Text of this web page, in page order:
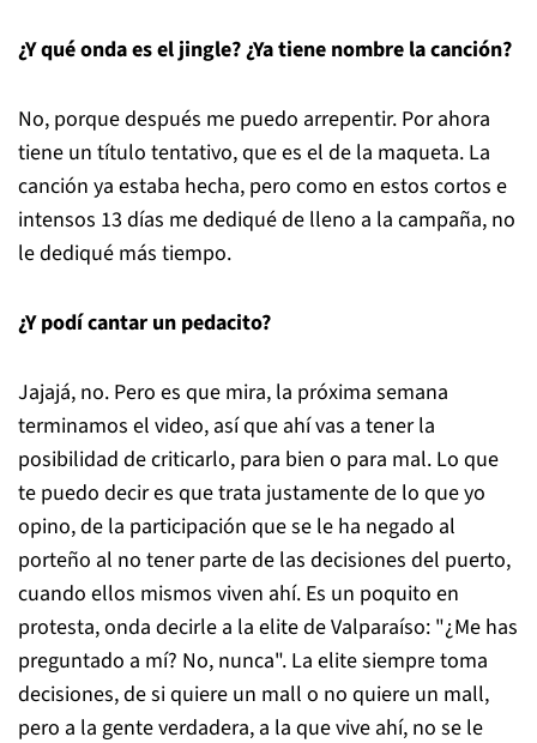
¿Y qué onda es el jingle? ¿Ya tiene nombre la canción?
No, porque después me puedo arrepentir. Por ahora
tiene un título tentativo, que es el de la maqueta. La
canción ya estaba hecha, pero como en estos cortos e
intensos 13 días me dediqué de lleno a la campaña, no
le dediqué más tiempo.
¿Y podí cantar un pedacito?
Jajajá, no. Pero es que mira, la próxima semana
terminamos el video, así que ahí vas a tener la
posibilidad de criticarlo, para bien o para mal. Lo que
te puedo decir es que trata justamente de lo que yo
opino, de la participación que se le ha negado al
porteño al no tener parte de las decisiones del puerto,
cuando ellos mismos viven ahí. Es un poquito en
protesta, onda decirle a la elite de Valparaíso: "¿Me has
preguntado a mí? No, nunca". La elite siempre toma
decisiones, de si quiere un mall o no quiere un mall,
pero a la gente verdadera, a la que vive ahí, no se le